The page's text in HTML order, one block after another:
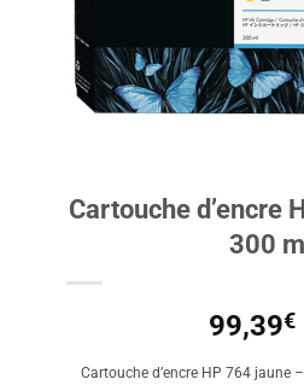
Cartouche d’encre
300
99,39€
Cartouche d’encre HP 764 jaune